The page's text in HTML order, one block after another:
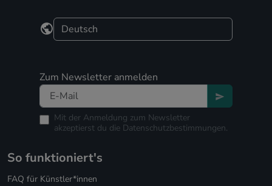
Zum Newsletter anmelden
Mit der Anmeldung zum Newsletter
akzeptierst du die Datenschutzbestimmungen.
So funktioniert's
FAQ für Künstler*innen